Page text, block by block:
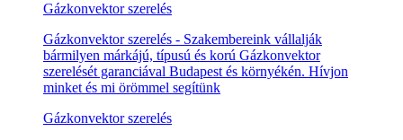
Gázkonvektor szerelés
Gázkonvektor szerelés - Szakembereink vállalják
bármilyen márkájú, típusú és korú Gázkonvektor
szerelését garanciával Budapest és környékén. Hívjon
minket és mi örömmel segítünk
Gázkonvektor szerelés